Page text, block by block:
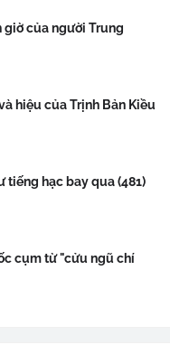
giờ của người Trung
hiệu của Trịnh Bản Kiều
tiếng hạc bay qua (481)
cụm từ "cửu ngũ chí